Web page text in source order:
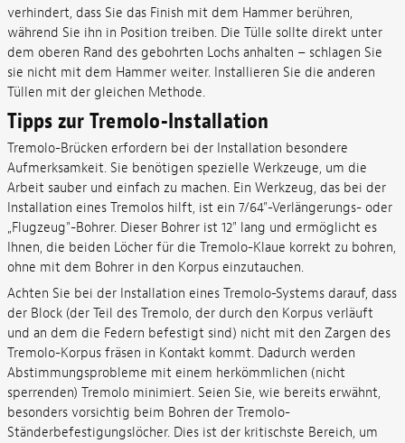
verhindert, dass Sie das Finish mit dem Hammer berühren,
während Sie ihn in Position treiben. Die Tülle sollte direkt unter
dem oberen Rand des gebohrten Lochs anhalten – schlagen Sie
sie nicht mit dem Hammer weiter. Installieren Sie die anderen
Tüllen mit der gleichen Methode.
Tipps zur Tremolo-Installation
Tremolo-Brücken erfordern bei der Installation besondere
Aufmerksamkeit. Sie benötigen spezielle Werkzeuge, um die
Arbeit sauber und einfach zu machen. Ein Werkzeug, das bei der
Installation eines Tremolos hilft, ist ein 7/64"-Verlängerungs- oder
„Flugzeug"-Bohrer. Dieser Bohrer ist 12" lang und ermöglicht es
Ihnen, die beiden Löcher für die Tremolo-Klaue korrekt zu bohren,
ohne mit dem Bohrer in den Korpus einzutauchen.
Achten Sie bei der Installation eines Tremolo-Systems darauf, dass
der Block (der Teil des Tremolo, der durch den Korpus verläuft
und an dem die Federn befestigt sind) nicht mit den Zargen des
Tremolo-Korpus fräsen in Kontakt kommt. Dadurch werden
Abstimmungsprobleme mit einem herkömmlichen (nicht
sperrenden) Tremolo minimiert. Seien Sie, wie bereits erwähnt,
besonders vorsichtig beim Bohren der Tremolo-
Ständerbefestigungslöcher. Dies ist der kritischste Bereich, um